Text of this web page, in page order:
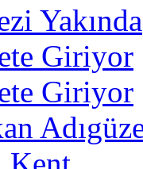
Giriyor